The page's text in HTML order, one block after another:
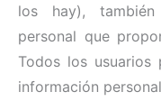
los hay), también
personal que
Todos los usuarios
información